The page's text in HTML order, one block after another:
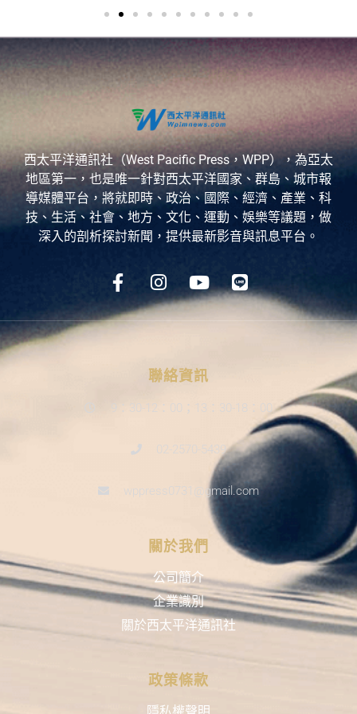
西太平洋通訊社（West Pacific Press，WPP），為亞太
地區第一，也是唯一針對西太平洋國家、群島、城市報
導媒體平台，將就即時、政治、國際、經濟、產業、科
技、生活、社會、地方、文化、運動、娛樂等議題，做
深入的剖析探討新聞，提供最新影音與訊息平台。
聯絡資訊
9：30-12：00；13：30-18：00
02-2570-5439
wppress0731@gmail.com
關於我們
公司簡介
企業識別
關於西太平洋通訊社
政策條款